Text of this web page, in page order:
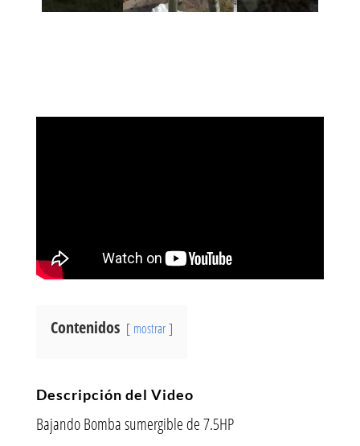
Contenidos mostrar
Descripción del Video
Bajando Bomba sumergible de 7.5HP